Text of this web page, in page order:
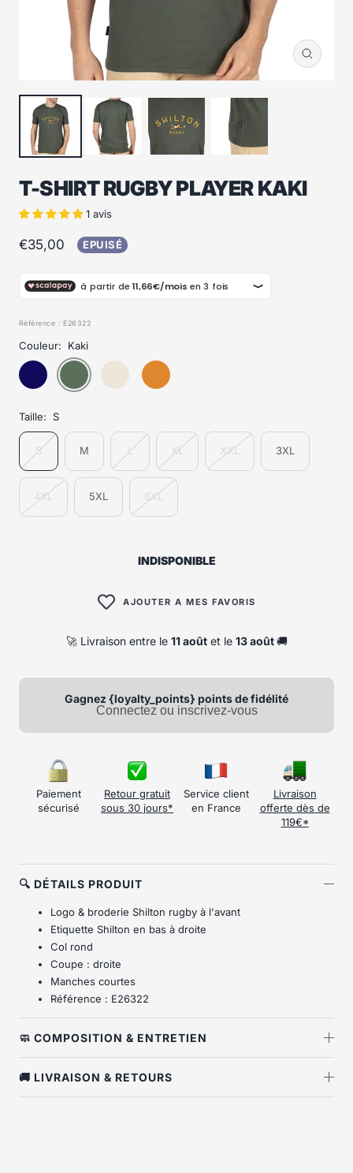
Zoom
T-SHIRT RUGBY PLAYER KAKI
1 avis
Prix
vente
€35,00 EPUISÉ
Référence : E26322
Couleur: Kaki
Taille: S
S M L XL XXL 3XL
4XL 5XL 6XL
INDISPONIBLE
AJOUTER A MES FAVORIS
🚀 Livraison entre le 11 aoûtet le 13 août🚚
Gagnez {loyalty_points} points de fidélité
Connectez ou inscrivez-vous
Paiement
sécurisé
Retour gratuit
sous 30 jours*
Service client
en France
Livraison
offerte dès de
119€*
🔍 DÉTAILS PRODUIT
Logo & broderie Shilton rugby à l'avant
Etiquette Shilton en bas à droite
Col rond
Coupe : droite
Manches courtes
Référence : E26322
🧼 COMPOSITION & ENTRETIEN
🚚 LIVRAISON & RETOURS